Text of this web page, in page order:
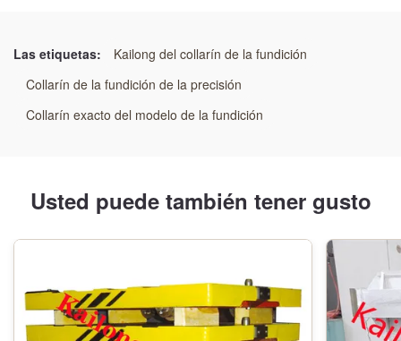
Portador de máquina de moldeo personalizado
Las etiquetas:
Kailong del collarín de la fundición
Collarín de la fundición de la precisión
Collarín exacto del modelo de la fundición
Usted puede también tener gusto